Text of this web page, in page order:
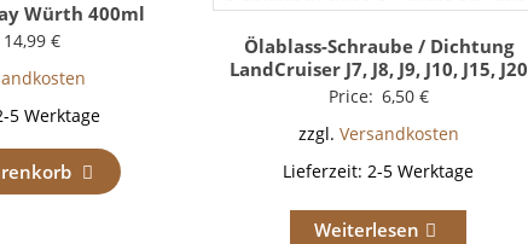
Würth 400ml
14,99 €
5 Werktage
Ölablass-Schraube / Dichtung
LandCruiser J7, J8, J9, J10, J15, J20
Price: 6,50 €
zzgl. Versandkosten
Lieferzeit:2-5 Werktage
Weiterlesen